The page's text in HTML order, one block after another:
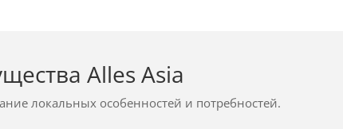
Alles Asia
локальных особенностей и потребностей.